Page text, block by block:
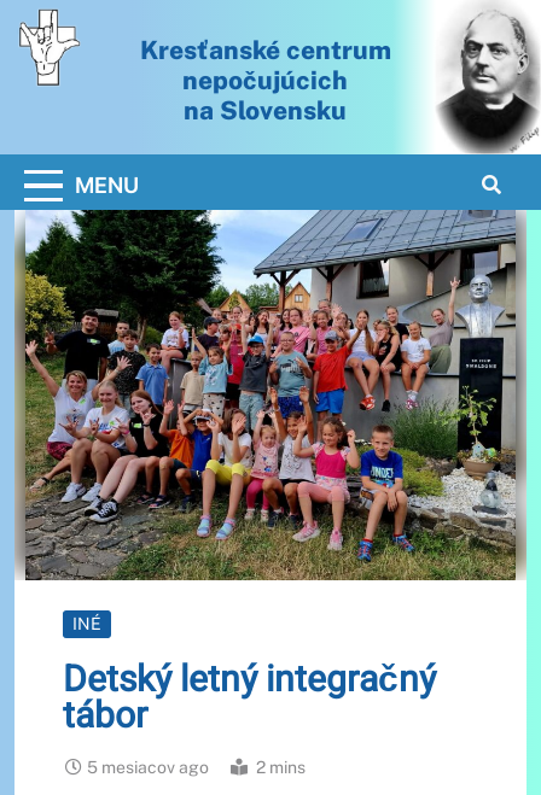
content
Kresťanské centrum
nepočujúcich
na Slovensku
Kresťanské centrum nepočujúcich na Slovensku
MENU
INÉ
Detský letný integračný
tábor
5 mesiacov ago 2 mins